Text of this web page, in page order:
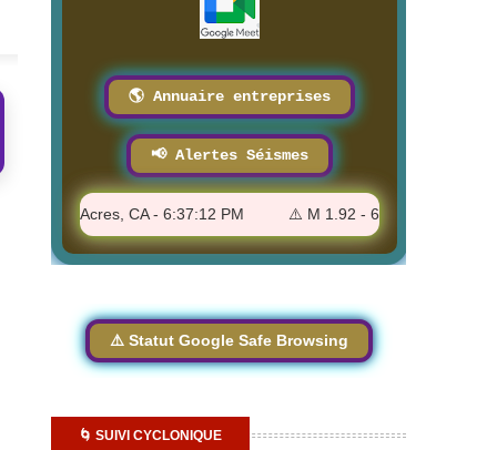
🌎 Annuaire entreprises
📢 Alertes Séismes
Acres, CA - 6:37:12 PM ⚠️ M 1.92 - 6 km NW of
⚠️ Statut Google Safe Browsing
🌀 SUIVI CYCLONIQUE